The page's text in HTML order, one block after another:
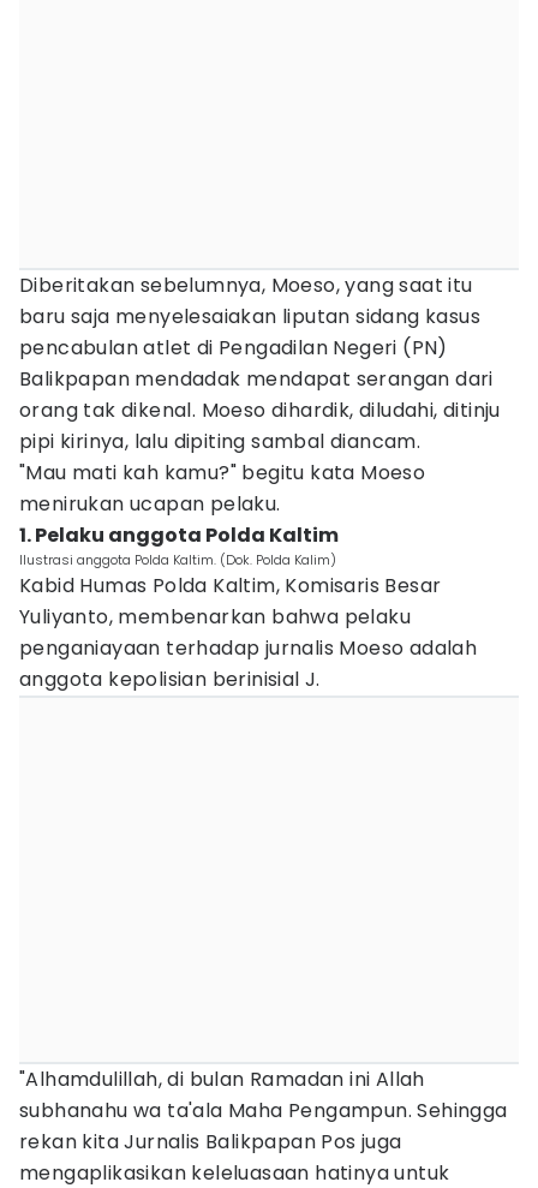
Diberitakan sebelumnya, Moeso, yang saat itu
baru saja menyelesaiakan liputan sidang kasus
pencabulan atlet di Pengadilan Negeri (PN)
Balikpapan mendadak mendapat serangan dari
orang tak dikenal. Moeso dihardik, diludahi, ditinju
pipi kirinya, lalu dipiting sambal diancam.
"Mau mati kah kamu?" begitu kata Moeso
menirukan ucapan pelaku.
1. Pelaku anggota Polda Kaltim
Ilustrasi anggota Polda Kaltim. (Dok. Polda Kalim)
Kabid Humas Polda Kaltim, Komisaris Besar
Yuliyanto, membenarkan bahwa pelaku
penganiayaan terhadap jurnalis Moeso adalah
anggota kepolisian berinisial J.
"Alhamdulillah, di bulan Ramadan ini Allah
subhanahu wa ta'ala Maha Pengampun. Sehingga
rekan kita Jurnalis Balikpapan Pos juga
mengaplikasikan keleluasaan hatinya untuk